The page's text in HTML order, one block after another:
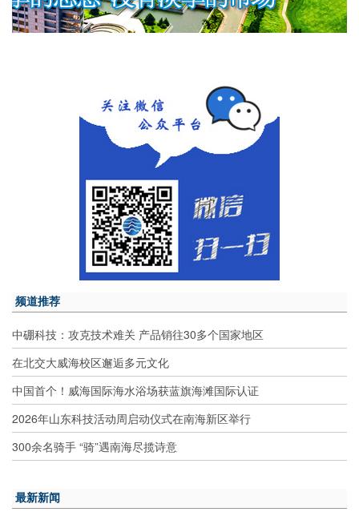
频道推荐
中硼科技：攻克技术难关 产品销往30多个国家地区
在北交大威海校区邂逅多元文化
中国首个！威海国际海水浴场获蓝旗海滩国际认证
2026年山东科技活动周启动仪式在南海新区举行
300余名骑手 “骑”遇南海尽揽诗意
最新新闻